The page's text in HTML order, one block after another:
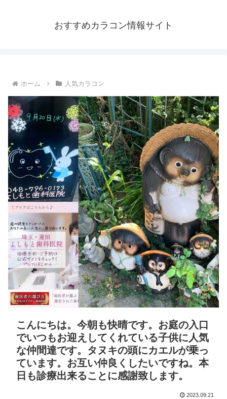
おすすめカラコン情報サイト
ホーム 人気カラコン
こんにちは。今朝も快晴です。お庭の入口
でいつもお迎えしてくれている子供に人気
な仲間達です。タヌキの頭にカエルが乗っ
ています。お互い仲良くしたいですね。本
日も診療出来ることに感謝致します。
2023.09.21